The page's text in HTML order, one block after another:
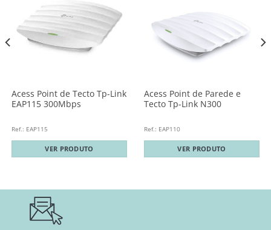
Acess Point de Tecto Tp-Link
EAP115 300Mbps
Ref.: EAP115
VER PRODUTO
Acess Point de Parede e
Tecto Tp-Link N300
Ref.: EAP110
VER PRODUTO